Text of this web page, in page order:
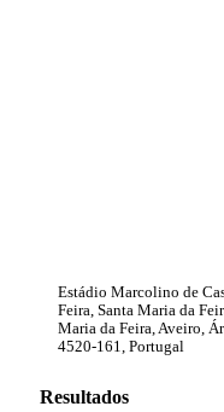
Estádio Marcolino de
Feira, Santa Maria da
Maria da Feira, Aveiro,
4520-161, Portugal
Resultados